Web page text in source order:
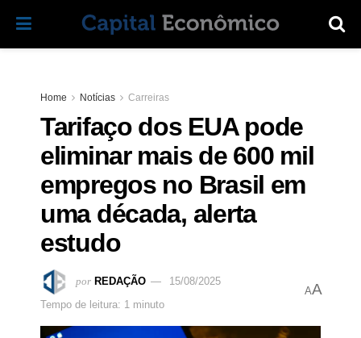
Home Notícias Carreiras
Tarifaço dos EUA pode
eliminar mais de 600 mil
empregos no Brasil em
uma década, alerta
estudo
por REDAÇÃO
15/08/2025
Tempo de leitura: 1 minuto
AA